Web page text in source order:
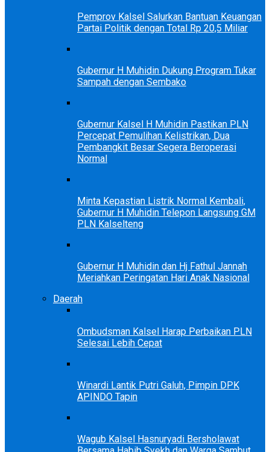
Pemprov Kalsel Salurkan Bantuan Keuangan
Partai Politik dengan Total Rp 20,5 Miliar
Gubernur H Muhidin Dukung Program Tukar
Sampah dengan Sembako
Gubernur Kalsel H Muhidin Pastikan PLN
Percepat Pemulihan Kelistrikan, Dua
Pembangkit Besar Segera Beroperasi
Normal
Minta Kepastian Listrik Normal Kembali,
Gubernur H Muhidin Telepon Langsung GM
PLN Kalselteng
Gubernur H Muhidin dan Hj Fathul Jannah
Meriahkan Peringatan Hari Anak Nasional
Daerah
Ombudsman Kalsel Harap Perbaikan PLN
Selesai Lebih Cepat
Winardi Lantik Putri Galuh, Pimpin DPK
APINDO Tapin
Wagub Kalsel Hasnuryadi Bersholawat